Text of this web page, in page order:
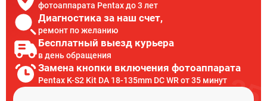
фотоаппарата Pentax до 3 лет
Диагностика за наш счет,
ремонт по желанию
Бесплатный выезд курьера
в день обращения
Замена кнопки включения фотоаппарата
Pentax K-S2 Kit DA 18-135mm DC WR от 35 минут